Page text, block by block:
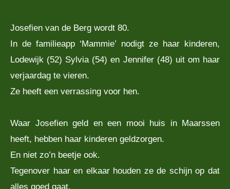
Josefien van de Berg wordt 80.
In de familieapp ‘Mammie’ nodigt ze haar kinderen,
Lodewijk (52) Sylvia (54) en Jennifer (48) uit om haar
verjaardag te vieren.
Ze heeft een verrassing voor hen.
Waar Josefien geld en een mooi huis in Maarssen
heeft, hebben haar kinderen geldzorgen.
En niet zo’n beetje ook.
Tegenover haar en elkaar houden ze de schijn op dat
alles goed gaat.